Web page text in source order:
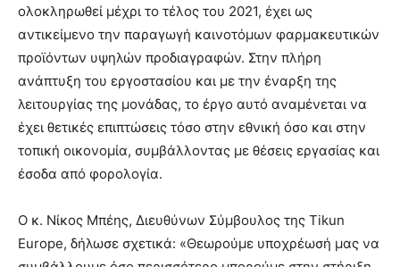
ολοκληρωθεί μέχρι το τέλος του 2021, έχει ως
αντικείμενο την παραγωγή καινοτόμων φαρμακευτικών
προϊόντων υψηλών προδιαγραφών. Στην πλήρη
ανάπτυξη του εργοστασίου και με την έναρξη της
λειτουργίας της μονάδας, το έργο αυτό αναμένεται να
έχει θετικές επιπτώσεις τόσο στην εθνική όσο και στην
τοπική οικονομία, συμβάλλοντας με θέσεις εργασίας και
έσοδα από φορολογία.
Ο κ. Νίκος Μπέης, Διευθύνων Σύμβουλος της Tikun
Europe, δήλωσε σχετικά: «Θεωρούμε υποχρέωσή μας να